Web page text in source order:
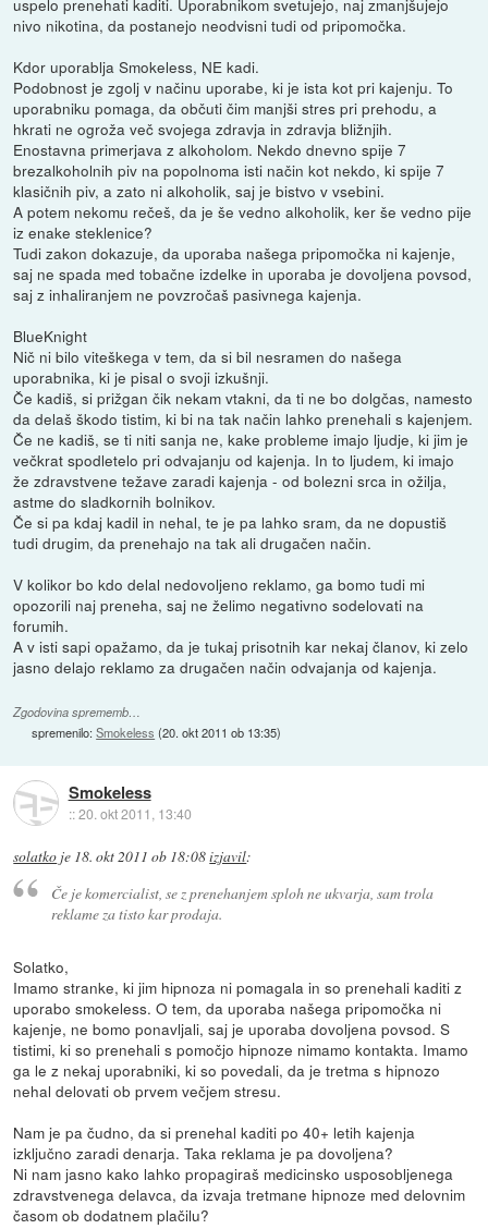
uspelo prenehati kaditi. Uporabnikom svetujejo, naj zmanjšujejo
nivo nikotina, da postanejo neodvisni tudi od pripomočka.
Kdor uporablja Smokeless, NE kadi.
Podobnost je zgolj v načinu uporabe, ki je ista kot pri kajenju. To
uporabniku pomaga, da občuti čim manjši stres pri prehodu, a
hkrati ne ogroža več svojega zdravja in zdravja bližnjih.
Enostavna primerjava z alkoholom. Nekdo dnevno spije 7
brezalkoholnih piv na popolnoma isti način kot nekdo, ki spije 7
klasičnih piv, a zato ni alkoholik, saj je bistvo v vsebini.
A potem nekomu rečeš, da je še vedno alkoholik, ker še vedno pije
iz enake steklenice?
Tudi zakon dokazuje, da uporaba našega pripomočka ni kajenje,
saj ne spada med tobačne izdelke in uporaba je dovoljena povsod,
saj z inhaliranjem ne povzročaš pasivnega kajenja.
BlueKnight
Nič ni bilo viteškega v tem, da si bil nesramen do našega
uporabnika, ki je pisal o svoji izkušnji.
Če kadiš, si prižgan čik nekam vtakni, da ti ne bo dolgčas, namesto
da delaš škodo tistim, ki bi na tak način lahko prenehali s kajenjem.
Če ne kadiš, se ti niti sanja ne, kake probleme imajo ljudje, ki jim je
večkrat spodletelo pri odvajanju od kajenja. In to ljudem, ki imajo
že zdravstvene težave zaradi kajenja - od bolezni srca in ožilja,
astme do sladkornih bolnikov.
Če si pa kdaj kadil in nehal, te je pa lahko sram, da ne dopustiš
tudi drugim, da prenehajo na tak ali drugačen način.
V kolikor bo kdo delal nedovoljeno reklamo, ga bomo tudi mi
opozorili naj preneha, saj ne želimo negativno sodelovati na
forumih.
A v isti sapi opažamo, da je tukaj prisotnih kar nekaj članov, ki zelo
jasno delajo reklamo za drugačen način odvajanja od kajenja.
Zgodovina sprememb…
spremenilo:Smokeless (20. okt 2011 ob 13:35)
Smokeless
::20. okt 2011, 13:40
solatko je 18. okt 2011 ob 18:08izjavil:
Če je komercialist, se z prenehanjem sploh ne ukvarja, sam trola
reklame za tisto kar prodaja.
Solatko,
Imamo stranke, ki jim hipnoza ni pomagala in so prenehali kaditi z
uporabo smokeless. O tem, da uporaba našega pripomočka ni
kajenje, ne bomo ponavljali, saj je uporaba dovoljena povsod. S
tistimi, ki so prenehali s pomočjo hipnoze nimamo kontakta. Imamo
ga le z nekaj uporabniki, ki so povedali, da je tretma s hipnozo
nehal delovati ob prvem večjem stresu.
Nam je pa čudno, da si prenehal kaditi po 40+ letih kajenja
izključno zaradi denarja. Taka reklama je pa dovoljena?
Ni nam jasno kako lahko propagiraš medicinsko usposobljenega
zdravstvenega delavca, da izvaja tretmane hipnoze med delovnim
časom ob dodatnem plačilu?